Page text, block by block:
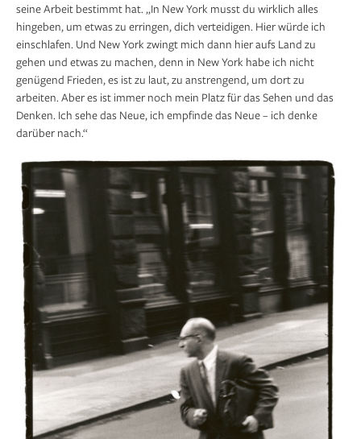
seine Arbeit bestimmt hat. „In New York musst du wirklich alles
hingeben, um etwas zu erringen, dich verteidigen. Hier würde ich
einschlafen. Und New York zwingt mich dann hier aufs Land zu
gehen und etwas zu ­machen, denn in New York habe ich nicht
genügend Frieden, es ist zu laut, zu anstrengend, um dort zu
arbeiten. Aber es ist immer noch mein Platz für das Sehen und das
Denken. Ich sehe das Neue, ich empfinde das Neue – ich denke
darüber nach.“